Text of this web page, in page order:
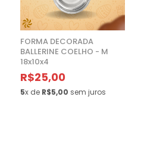
FORMA DECORADA
BALLERINE COELHO - M
18x10x4
R$25,00
5x de R$5,00 sem juros